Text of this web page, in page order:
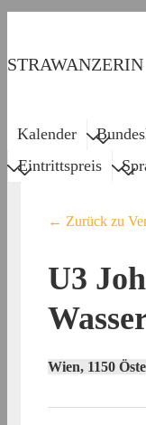
Inhalt
STRAWANZERIN
Main
Kalender
Eintrittspreis
← Zurück zu
U3
Wien, 1150